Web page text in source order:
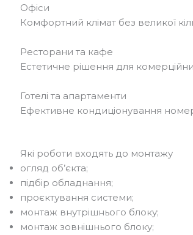
Офіси
Комфортний клімат без великої
Ресторани та кафе
Естетичне рішення для
Готелі та апартаменти
Ефективне кондиціонування
Які роботи входять до монтажу
огляд об’єкта;
підбір обладнання;
проєктування системи;
монтаж внутрішнього блоку;
монтаж зовнішнього блоку;